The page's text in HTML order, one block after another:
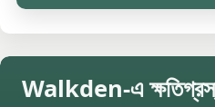
Walkden-এ